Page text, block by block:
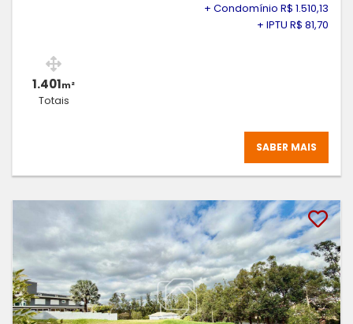
+ Condomínio R$ 1.510,13
+ IPTU R$ 81,70
1.401m²
Totais
SABER MAIS